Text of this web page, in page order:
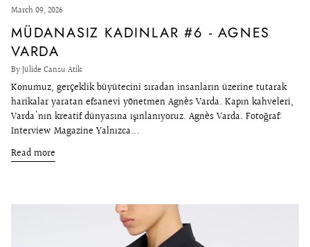
March 09, 2026
MÜDANASIZ KADINLAR #6 - AGNES
VARDA
By Jülide Cansu Atik
Konumuz, gerçeklik büyütecini sıradan insanların üzerine tutarak
harikalar yaratan efsanevi yönetmen Agnès Varda. Kapın kahveleri,
Varda'nın kreatif dünyasına ışınlanıyoruz. Agnès Varda. Fotoğraf:
Interview Magazine Yalnızca...
Read more